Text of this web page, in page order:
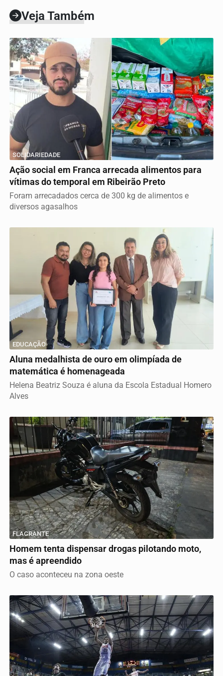
Veja Também
SOLIDARIEDADE
Ação social em Franca arrecada alimentos para
vítimas do temporal em Ribeirão Preto
Foram arrecadados cerca de 300 kg de alimentos e
diversos agasalhos
EDUCAÇÃO
Aluna medalhista de ouro em olimpíada de
matemática é homenageada
Helena Beatriz Souza é aluna da Escola Estadual Homero
Alves
FLAGRANTE
Homem tenta dispensar drogas pilotando moto,
mas é apreendido
O caso aconteceu na zona oeste